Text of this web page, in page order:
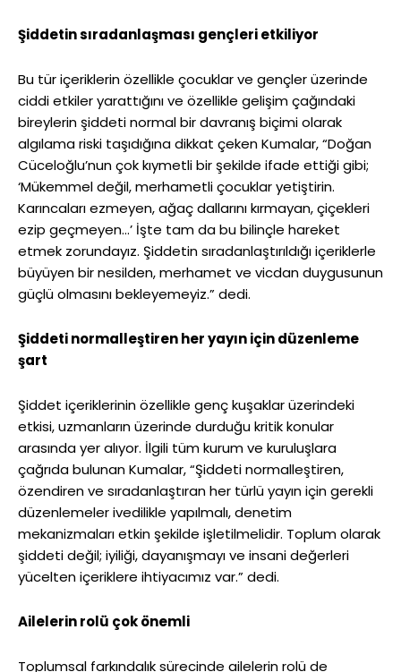
Şiddetin sıradanlaşması gençleri etkiliyor
Bu tür içeriklerin özellikle çocuklar ve gençler üzerinde
ciddi etkiler yarattığını ve özellikle gelişim çağındaki
bireylerin şiddeti normal bir davranış biçimi olarak
algılama riski taşıdığına dikkat çeken Kumalar, “Doğan
Cüceloğlu’nun çok kıymetli bir şekilde ifade ettiği gibi;
‘Mükemmel değil, merhametli çocuklar yetiştirin.
Karıncaları ezmeyen, ağaç dallarını kırmayan, çiçekleri
ezip geçmeyen…’ İşte tam da bu bilinçle hareket
etmek zorundayız. Şiddetin sıradanlaştırıldığı içeriklerle
büyüyen bir nesilden, merhamet ve vicdan duygusunun
güçlü olmasını bekleyemeyiz.” dedi.
Şiddeti normalleştiren her yayın için düzenleme
şart
Şiddet içeriklerinin özellikle genç kuşaklar üzerindeki
etkisi, uzmanların üzerinde durduğu kritik konular
arasında yer alıyor. İlgili tüm kurum ve kuruluşlara
çağrıda bulunan Kumalar, “Şiddeti normalleştiren,
özendiren ve sıradanlaştıran her türlü yayın için gerekli
düzenlemeler ivedilikle yapılmalı, denetim
mekanizmaları etkin şekilde işletilmelidir. Toplum olarak
şiddeti değil; iyiliği, dayanışmayı ve insani değerleri
yücelten içeriklere ihtiyacımız var.” dedi.
Ailelerin rolü çok önemli
Toplumsal farkındalık sürecinde ailelerin rolü de